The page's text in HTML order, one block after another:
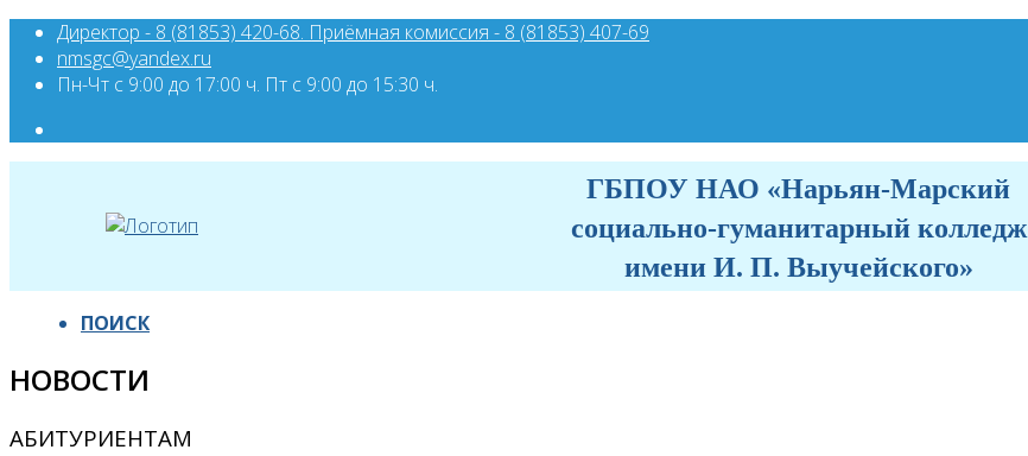
Директор - 8 (81853) 420-68. Приёмная комиссия - 8 (81853) 407-69
nmsgc@yandex.ru
Пн-Чт с 9:00 до 17:00 ч. Пт с 9:00 до 15:30 ч.
ГБПОУ НАО «Нарьян-Марский
социально-гуманитарный колледж
имени И. П. Выучейского»
ПОИСК
НОВОСТИ
АБИТУРИЕНТАМ